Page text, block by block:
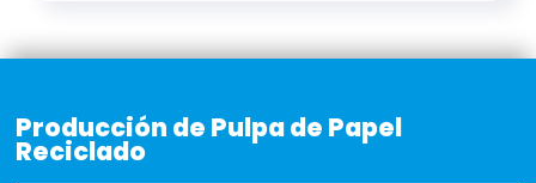
Producción de Pulpa de Papel
Reciclado